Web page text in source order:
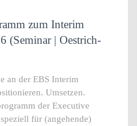
zum Interim
(Seminar | Oestrich-
an der EBS Interim
Umsetzen.
der Executive
für (angehende)